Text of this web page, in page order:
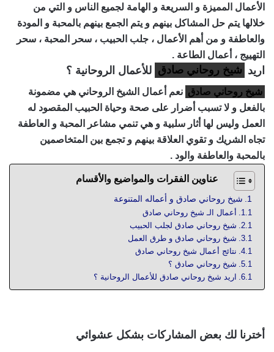
الأعمال المميزة و السريعة و الهامة لجميع الناس و التي من
خلالها يتم حل المشاكل بينهم و يتم الجمع بينهم بالمحبة و المودة
والعاطفة و من أهم الأعمال ، جلب الحبيب ، سحر المحبة ، سحر
التهييج ، أعمال الطاعة .
اريد شيخ روحاني صادق للأعمال الروحانية ؟
شيخ روحاني صادق نعم أعمال الشيخ الروحاني هي مضمونة
بالفعل و لا تسبب أضرار على صحة وحياة الحبيب المقصود له
العمل وليس لها أثار سلبية و هي تنمي مشاعر المحبة و العاطفة
تجاه الشريك و تقوي العلاقة بينهم و تجمع بين المتخاصمين
بالمحبة والعاطفة والود .
عناوين الفقرات والمواضيع والأقسام
شيخ روحاني صادق و أعماله المتنوعة
أعمال الـ شيخ روحاني صادق
شيخ روحاني صادق لجلب الحبيب
شيخ روحاني صادق و طرق العمل
نتائج أعمال شيخ روحاني صادق
شيخ روحاني صادق ؟
اريد شيخ روحاني صادق للأعمال الروحانية ؟
أخترنا لك بعض المشاركات بشكل عشوائي